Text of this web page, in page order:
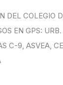
EN GPS:
C-9, ASVEA,